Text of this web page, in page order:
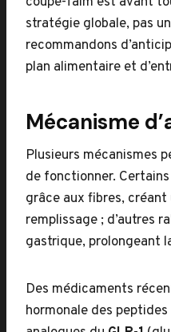
stratégie globale, pas
recommandons
plan alimentaire et
Mécanisme
Plusieurs mécanismes
de fonctionner.
grâce aux fibres,
remplissage ; d’autres
gastrique, prolongeant
Des médicaments
hormonale des